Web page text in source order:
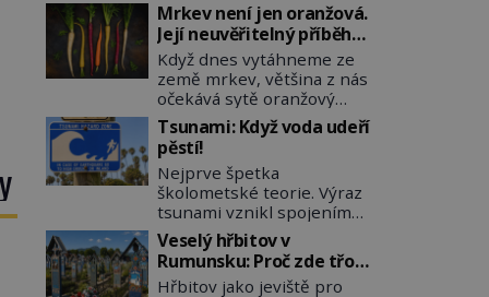
Mrkev není jen oranžová.
Její neuvěřitelný příběh
začíná fialovou barvou
Když dnes vytáhneme ze
země mrkev, většina z nás
očekává sytě oranžový
kořen. Jenže po většinu
své historie je mrkev
všechno možné, jen ne
oranžová. Je fialová, žlutá,
bílá, někdy dokonce téměř
černá. Až díky stovkám let
pečlivého šlechtění se z ní
stává zelenina, bez které
si českou zahradu ani
Tsunami: Když voda udeří
pěstí!
Nejprve špetka
školometské teorie. Výraz
tsunami vznikl spojením
japonských slov tsu
(přístav) a nami (vlna).
Jedná se o dlouhou vlnu,
která je na volném moři
Veselý hřbitov v
Rumunsku: Proč zde třou
pohřební plačky bídu s
Hřbitov jako jeviště pro